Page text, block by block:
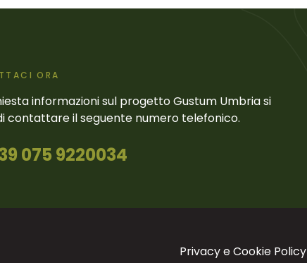
ORA
informazioni sul progetto Gustum Umbria si
contattare il seguente numero telefonico.
075 9220034
Privacy e Cookie Policy